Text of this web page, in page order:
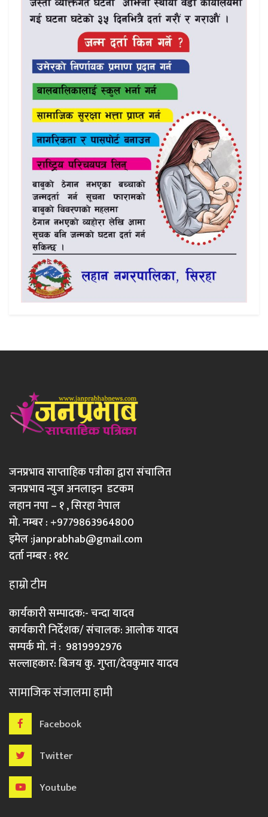
जनप्रभाव साप्ताहिक पत्रीका द्वारा संचालित
जनप्रभाव न्युज अनलाइन डटकम
लहान नपा – १ , सिरहा नेपाल
मो. नम्बर : +9779863964800
इमेल :janprabhab@gmail.com
दर्ता नम्बर : ११८
हाम्रो टीम
कार्यकारी सम्पादक:- चन्दा यादव
कार्यकारी निर्देशक/ संचालक: आलोक यादव
सम्पर्क मो. नं : 9819992976
सल्लाहकार: बिजय कु. गुप्ता/देवकुमार यादव
सामाजिक संजालमा हामी
Facebook
Twitter
Youtube